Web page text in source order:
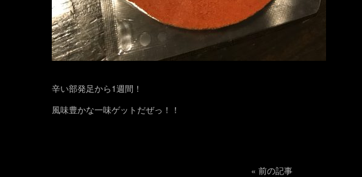
辛い部発足から1週間！
風味豊かな一味ゲットだぜっ！！
« 前の記事